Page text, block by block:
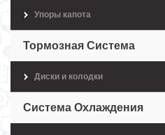
Упоры капота
Тормозная Система
Диски и колодки
Система Охлаждения